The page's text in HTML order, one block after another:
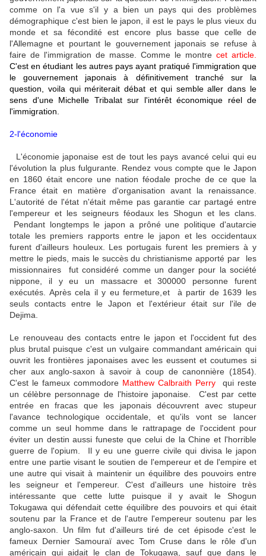
comme on l'a vue s'il y a bien un pays qui des problèmes
démographique c'est bien le japon, il est le pays le plus vieux du
monde et sa fécondité est encore plus basse que celle de
l'Allemagne et pourtant le gouvernement japonais se refuse à
faire de l'immigration de masse. Comme le montre cet article
C'est en étudiant les autres pays ayant pratiqué l'immigration que
le gouvernement japonais à définitivement tranché sur la
question, voila qui mériterait débat et qui semble aller dans le
sens d'une Michelle Tribalat sur l'intérêt économique réel de
l'immigration.
2-l'économie
L'économie japonaise est de tout les pays avancé celui qui eu
l'évolution la plus fulgurante. Rendez vous compte que le Japon
en 1860 était encore une nation féodale proche de ce que la
France était en matière d'organisation avant la renaissance.
L'autorité de l'état n'était même pas garantie car partagé entre
l'empereur et les seigneurs féodaux les Shogun et les clans.
Pendant longtemps le japon a prôné une politique d'autarcie
totale les premiers rapports entre le japon et les occidentaux
furent d'ailleurs houleux. Les portugais furent les premiers à y
mettre le pieds, mais le succès du christianisme apporté par les
missionnaires fut considéré comme un danger pour la société
nippone, il y eu un massacre et 300000 personne furent
exécutés. Après cela il y eu fermeture,et à partir de 1639 les
seuls contacts entre le Japon et l'extérieur était sur l'ile de
Dejima.
Le renouveau des contacts entre le japon et l'occident fut des
plus brutal puisque c'est un vulgaire commandant américain qui
ouvrit les frontières japonaises avec les eussent et coutumes si
cher aux anglo-saxon à savoir à coup de canonnière (1854).
C'est le fameux commodore Matthew Calbraith Perry
qui reste
un célèbre personnage de l'histoire japonaise. C'est par cette
entrée en fracas que les japonais découvrent avec stupeur
l'avance technologique occidentale, et qu'ils vont se lancer
comme un seul homme dans le rattrapage de l'occident pour
éviter un destin aussi funeste que celui de la Chine et l'horrible
guerre de l'opium. Il y eu une guerre civile qui divisa le japon
entre une partie visant le soutien de l'empereur et de l'empire et
une autre qui visait à maintenir un équilibre des pouvoirs entre
les seigneur et l'empereur. C'est d'ailleurs une histoire très
intéressante que cette lutte puisque il y avait le Shogun
Tokugawa qui défendait cette équilibre des pouvoirs et qui était
soutenu par la France et de l'autre l'empereur soutenu par les
anglo-saxon. Un film fut d'ailleurs tiré de cet épisode c'est le
fameux Dernier Samouraï avec Tom Cruse dans le rôle d'un
américain qui aidait le clan de Tokugawa, sauf que dans le